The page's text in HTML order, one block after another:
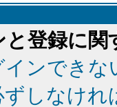
と登録に関
インできな
ずしなけ